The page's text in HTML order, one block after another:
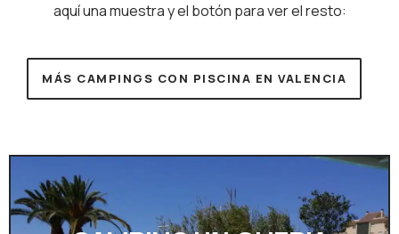
aquí una muestra y el botón para ver el resto:
MÁS CAMPINGS CON PISCINA EN VALENCIA